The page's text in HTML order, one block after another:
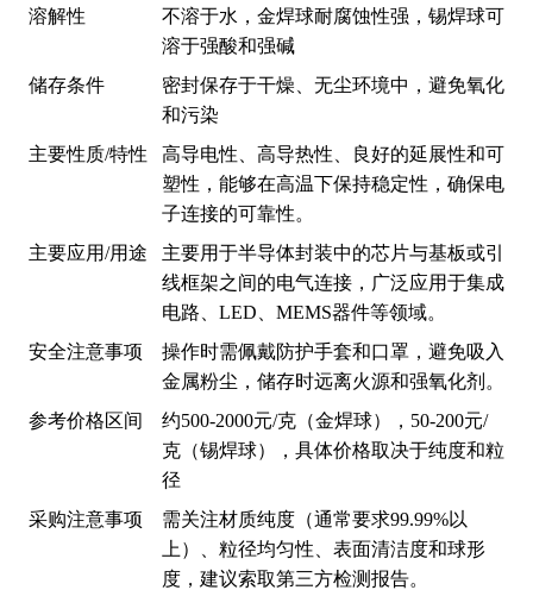
溶解性
不溶于水，金焊球耐腐蚀性强，锡焊球可
溶于强酸和强碱
储存条件
密封保存于干燥、无尘环境中，避免氧化
和污染
主要性质/特性
高导电性、高导热性、良好的延展性和可
塑性，能够在高温下保持稳定性，确保电
子连接的可靠性。
主要应用/用途
主要用于半导体封装中的芯片与基板或引
线框架之间的电气连接，广泛应用于集成
电路、LED、MEMS器件等领域。
安全注意事项
操作时需佩戴防护手套和口罩，避免吸入
金属粉尘，储存时远离火源和强氧化剂。
参考价格区间
约500-2000元/克（金焊球），50-200元/
克（锡焊球），具体价格取决于纯度和粒
径
采购注意事项
需关注材质纯度（通常要求99.99%以
上）、粒径均匀性、表面清洁度和球形
度，建议索取第三方检测报告。